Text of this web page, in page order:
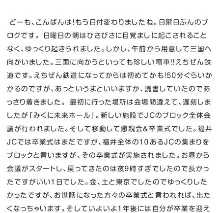
どーも、こんばんは！もう日付変わりましたね。日曜日ぶんのブ
ログです。 日曜日の朝はひさびさに目覚ましに起こされること
なく、ゆっくり起きられました。しかし、午前から用意して三国へ
向かいました。三国に向かうといっても珍しい電車！！えちぜん鉄
道です。えちぜん鉄道になってからは初めてかも！５０分ぐらいか
かるのですが、あっというまといいますか、読書していたのであ
っさり着きました。 最初に行った場所は会場間違えて、遅刻しま
したが「みくに未来ホール」。新しい施設でＪＣのブロック全体会
議が行われました。そして移動して懇親会＆卒業式でした。福井
ＪＣでは卒業式はまだですが、福井全体の１０あるＪＣの集まりを
ブロックと言いますが、その卒業式が実施されました。お昼から
会議がスタートし、戻ってきたのは夜９時すぎでしたので長かっ
たですがいい１日でした。金、土と東京でしたのでゆっくりした
かったですが、お世話になった方々の卒業式と言われれば、出た
くなっちゃいます。そしていよいよ１年後には自分が卒業を迎え